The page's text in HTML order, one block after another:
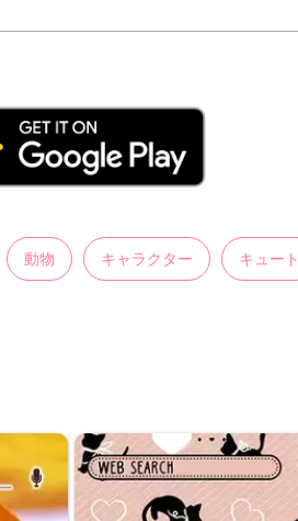
動物 キャラクター キュート